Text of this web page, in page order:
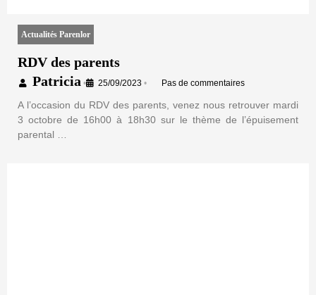
Actualités Parenlor
RDV des parents
Patricia • 25/09/2023 • Pas de commentaires
A l’occasion du RDV des parents, venez nous retrouver mardi
3 octobre de 16h00 à 18h30 sur le thème de l’épuisement
parental …